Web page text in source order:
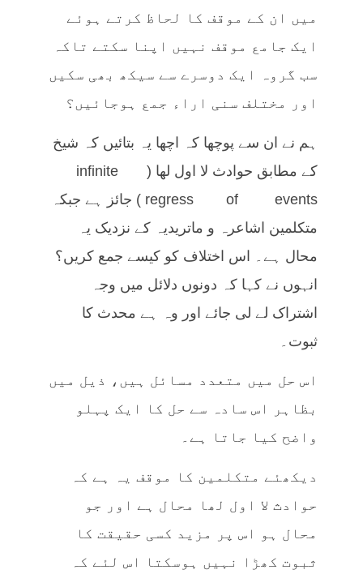
میں ان کے موقف کا لحاظ کرتے ہوئے
ایک جامع موقف نہیں اپنا سکتے تاکہ
سب گروہ ایک دوسرے سے سیکھ بھی سکیں
اور مختلف سنی اراء جمع ہوجائیں؟
ہم نے ان سے پوچھا کہ اچھا یہ بتائیں کہ شیخ
کے مطابق حوادث لا اول لھا (infinite
regress of events) جائز ہے جبکہ
متکلمین اشاعرہ و ماتریدیہ کے نزدیک یہ
محال ہے۔ اس اختلاف کو کیسے جمع کریں؟
انہوں نے کہا کہ دونوں دلائل میں وجہ
اشتراک لے لی جائے اور وہ ہے محدث کا
ثبوت۔
اس حل میں متعدد مسائل ہیں، ذیل میں
بظاہر اس سادہ سے حل کا ایک پہلو
واضح کیا جاتا ہے۔
دیکھئے متکلمین کا موقف یہ ہے کہ
حوادث لا اول لھا محال ہے اور جو
محال ہو اس پر مزید کسی حقیقت کا
ثبوت کھڑا نہیں ہوسکتا اس لئے کہ